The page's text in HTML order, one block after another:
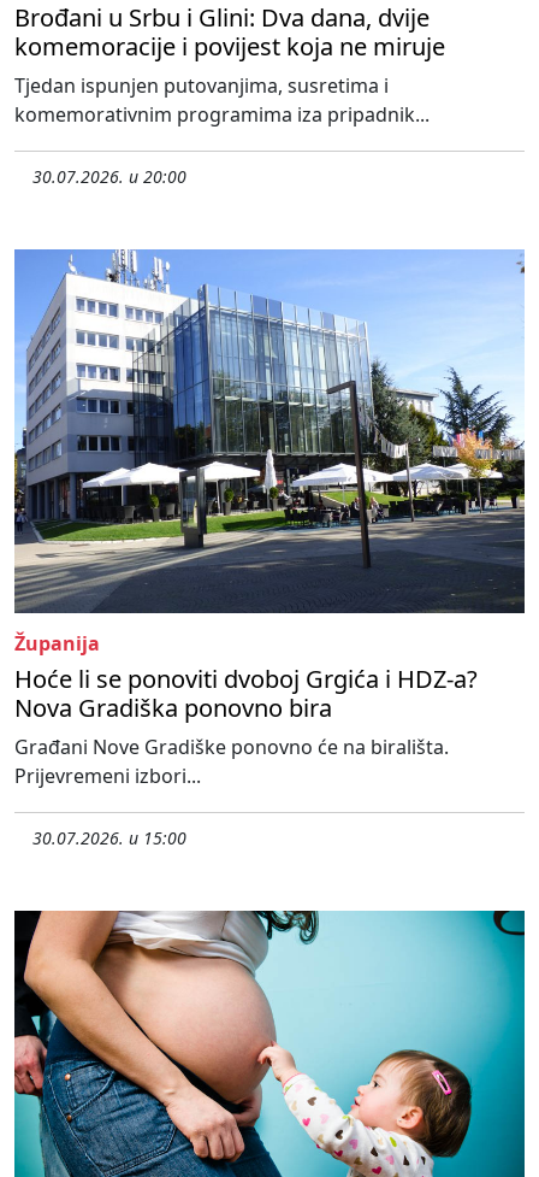
Brođani u Srbu i Glini: Dva dana, dvije
komemoracije i povijest koja ne miruje
Tjedan ispunjen putovanjima, susretima i
komemorativnim programima iza pripadnik...
30.07.2026. u 20:00
Županija
Hoće li se ponoviti dvoboj Grgića i HDZ-a?
Nova Gradiška ponovno bira
Građani Nove Gradiške ponovno će na birališta.
Prijevremeni izbori...
30.07.2026. u 15:00